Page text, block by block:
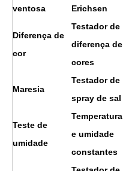
ventosa
Erichsen
Diferença de
cor
Testador de
diferença de
cores
Maresia
Testador de
spray de sal
Teste de
umidade
Temperatura
e umidade
constantes